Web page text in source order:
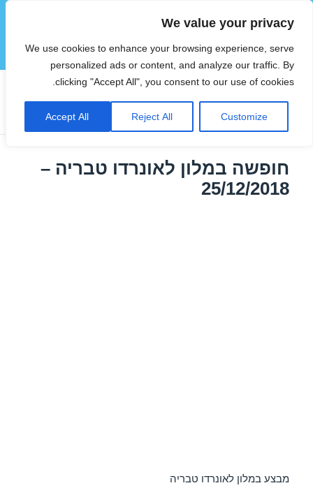
We value your privacy
We use cookies to enhance your browsing experience, serve
personalized ads or content, and analyze our traffic. By
clicking "Accept All", you consent to our use of cookies.
Customize
Reject All
Accept All
הוטצימר
תפריטים
ווידג'טים
תגית:מלונות בצפון השוואת מחירים
חופשה במלון לאונרדו טבריה –
25/12/2018
מבצע במלון לאונרדו טבריה